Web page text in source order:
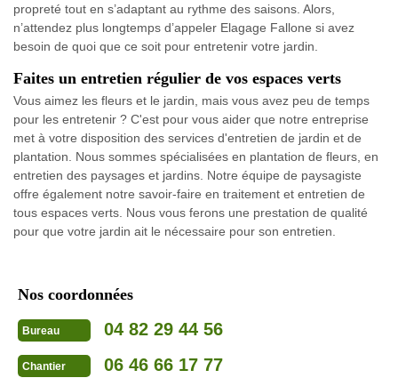
propreté tout en s’adaptant au rythme des saisons. Alors,
n’attendez plus longtemps d’appeler Elagage Fallone si avez
besoin de quoi que ce soit pour entretenir votre jardin.
Faites un entretien régulier de vos espaces verts
Vous aimez les fleurs et le jardin, mais vous avez peu de temps
pour les entretenir ? C'est pour vous aider que notre entreprise
met à votre disposition des services d'entretien de jardin et de
plantation. Nous sommes spécialisées en plantation de fleurs, en
entretien des paysages et jardins. Notre équipe de paysagiste
offre également notre savoir-faire en traitement et entretien de
tous espaces verts. Nous vous ferons une prestation de qualité
pour que votre jardin ait le nécessaire pour son entretien.
Nos coordonnées
Bureau 04 82 29 44 56
Chantier 06 46 66 17 77